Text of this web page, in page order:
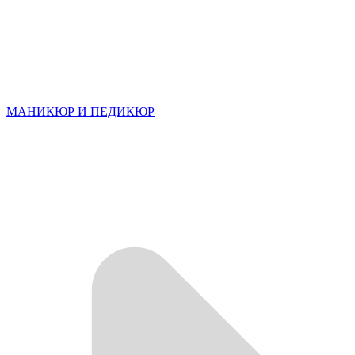
МАНИКЮР И ПЕДИКЮР